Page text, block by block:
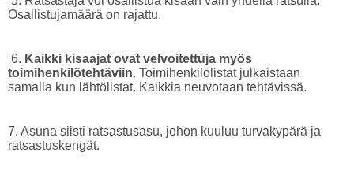
Osallistujamäärä on rajattu.
6. Kaikki kisaajat ovat velvoitettuja myös
toimihenkilötehtäviin. Toimihenkilölistat julkaistaan
samalla kun lähtölistat. Kaikkia neuvotaan tehtävissä.
7. Asuna siisti ratsastusasu, johon kuuluu turvakypärä ja
ratsastuskengät.